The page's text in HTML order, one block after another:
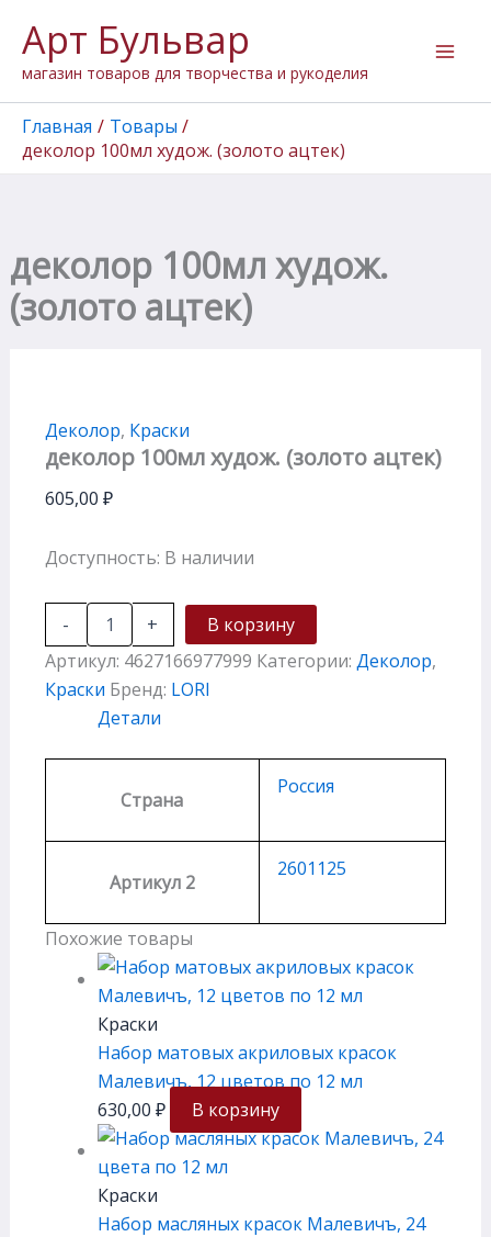
содержимому
Арт Бульвар
магазин товаров для творчества и рукоделия
Главная
Товары
деколор 100мл худож. (золото ацтек)
деколор 100мл худож.
(золото ацтек)
Деколор, Краски
деколор 100мл худож. (золото ацтек)
605,00 ₽
Доступность: В наличии
-
товара
деколор
100мл
худож.
(золото
+
В корзину
Артикул: 4627166977999 Категории: Деколор,
Краски Бренд: LORI
Детали
Страна
Россия
Артикул 2
2601125
Похожие товары
Краски
Набор матовых акриловых красок
Малевичъ, 12 цветов по 12 мл
630,00 ₽ В корзину
Краски
Набор масляных красок Малевичъ, 24